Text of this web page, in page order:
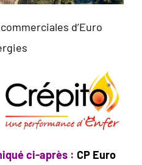
d’Euro
ci-après : CP Euro